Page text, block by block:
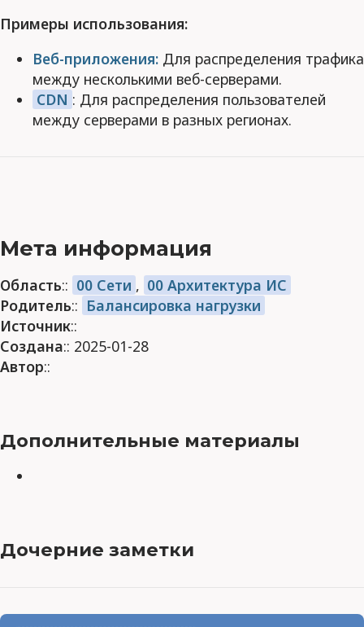
Примеры использования:
Веб-приложения: Для распределения трафика
между несколькими веб-серверами.
CDN : Для распределения пользователей
между серверами в разных регионах.
Мета информация
Область:: 00 Сети , 00 Архитектура ИС
Родитель:: Балансировка нагрузки
Источник::
Создана:: 2025-01-28
Автор::
Дополнительные материалы
Дочерние заметки